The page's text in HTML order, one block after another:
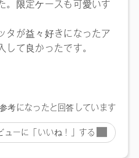
デザイン）：4571649062866
デザイン）：4571649062965
売]2025/1/29～